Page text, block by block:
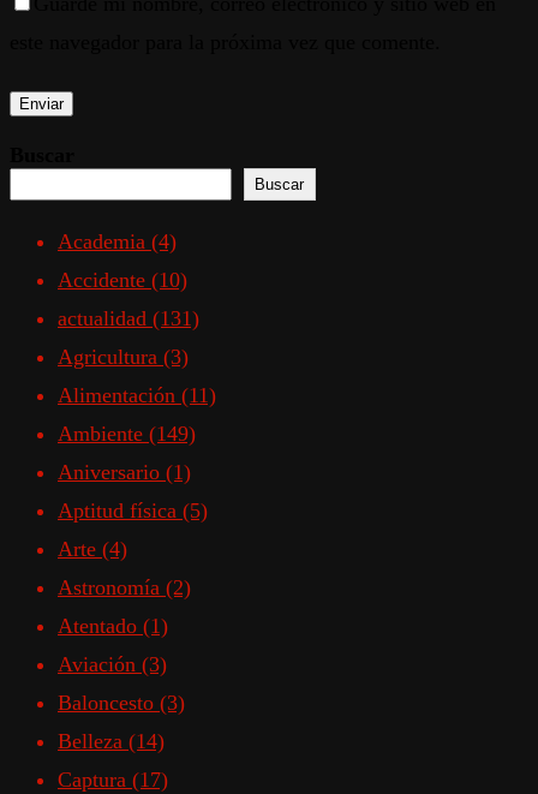
Buscar
Academia (4)
Accidente (10)
actualidad (131)
Agricultura (3)
Alimentación (11)
Ambiente (149)
Aniversario (1)
Aptitud física (5)
Arte (4)
Astronomía (2)
Atentado (1)
Aviación (3)
Baloncesto (3)
Belleza (14)
Captura (17)